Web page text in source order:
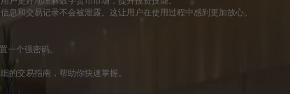
和交易记录不会被泄露。这让用户在使用过程中感到更加放心。
一个强密码。
的交易指南，帮助你快速掌握。